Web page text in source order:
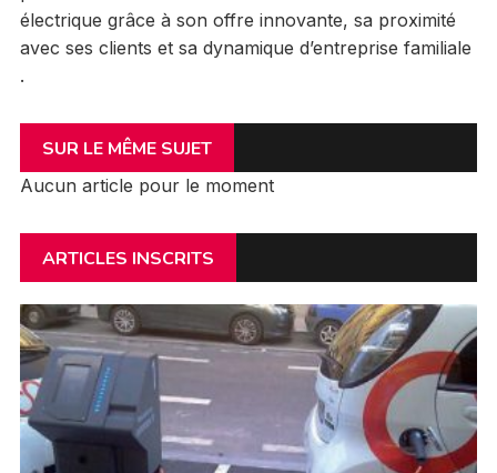
électrique grâce à son offre innovante, sa proximité
avec ses clients et sa dynamique d’entreprise familiale
.
SUR LE MÊME SUJET
Aucun article pour le moment
ARTICLES INSCRITS